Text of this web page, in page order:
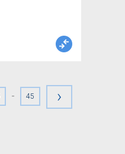
- 45 ›